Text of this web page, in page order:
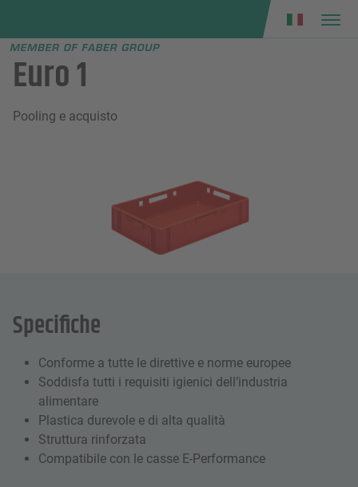
menu
Euro 1
Pooling e acquisto
Specifiche
Conforme a tutte le direttive e norme europee
Soddisfa tutti i requisiti igienici dell’industria
alimentare
Plastica durevole e di alta qualità
Struttura rinforzata
Compatibile con le casse E-Performance